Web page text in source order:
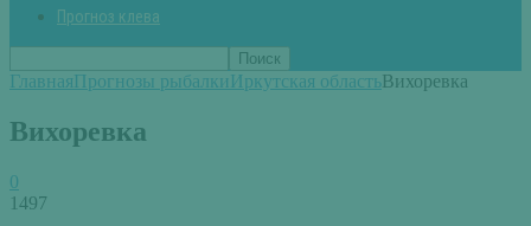
Прогноз клева
ГлавнаяПрогнозы рыбалкиИркутская областьВихоревка
Вихоревка
0
1497